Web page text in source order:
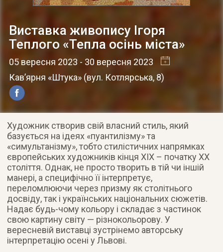
Виставка живопису Ігоря
Теплого «Тепла осінь міста»
05 вересня 2023 - 30 вересня 2023
Кав’ярня «Штука» (вул. Котлярська, 8)
Художник створив свій власний стиль, який
базується на ідеях «пуантилізму» та
«симультанізму», тобто стилістичних напрямках
європейських художників кінця ХІХ – початку ХХ
століття. Однак, не просто творить в тій чи іншій
манері, а специфічно її інтерпретує,
переломлюючи через призму як столітнього
досвіду, так і українських національних сюжетів.
Надає будь-чому кольору і складає з частинок
свою картину світу — різнокольорову. У
вересневій виставці зустрінемо авторську
інтерпретацію осені у Львові.